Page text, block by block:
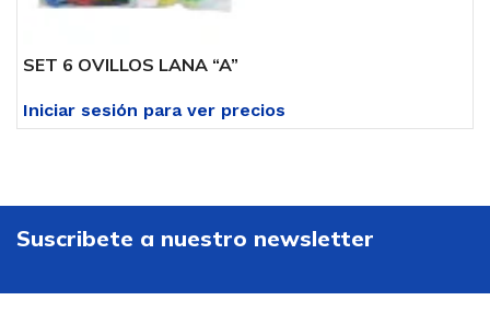
SET 6 OVILLOS LANA “A”
Iniciar sesión para ver precios
Suscribete a nuestro newsletter